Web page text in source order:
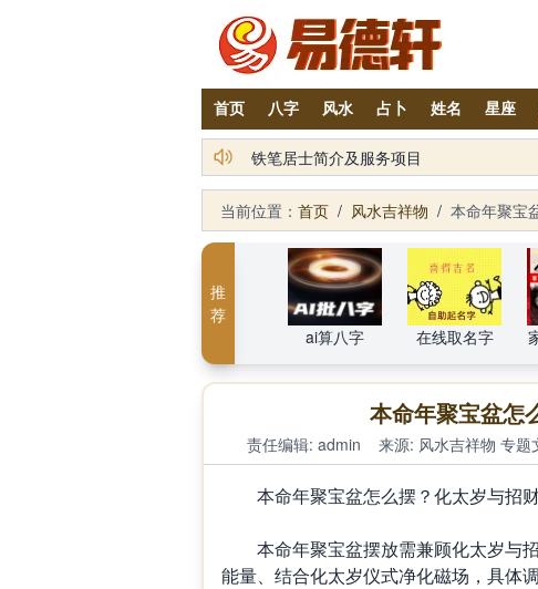
首页 八字 风水 占卜 姓名 星座
铁笔居士简介及服务项目
当前位置： 首页 / 风水吉祥物 / 本命年聚宝
推
荐
ai算八字
在线取名字
本命年聚宝盆怎
责任编辑: admin 来源: 风水吉祥物 专题
本命年聚宝盆怎么摆？化太岁与招
本命年聚宝盆摆放需兼顾化太岁与
能量、结合化太岁仪式净化磁场，具体